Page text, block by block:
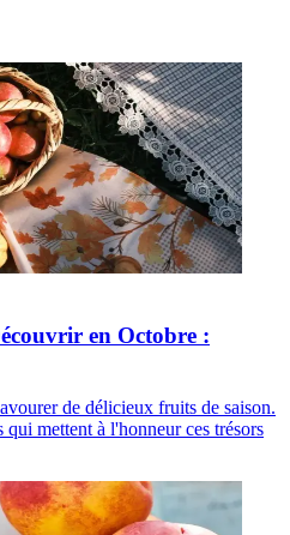
en Octobre :
de délicieux fruits de saison.
mettent à l'honneur ces trésors